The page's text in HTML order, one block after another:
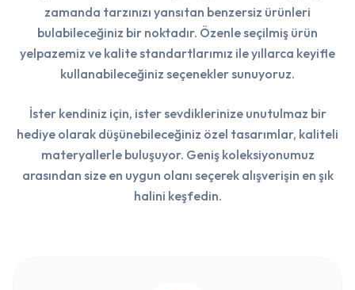
zamanda tarzınızı yansıtan benzersiz ürünleri
bulabileceğiniz bir noktadır. Özenle seçilmiş ürün
yelpazemiz ve kalite standartlarımız ile yıllarca keyifle
kullanabileceğiniz seçenekler sunuyoruz.
İster kendiniz için, ister sevdiklerinize unutulmaz bir
hediye olarak düşünebileceğiniz özel tasarımlar, kaliteli
materyallerle buluşuyor. Geniş koleksiyonumuz
arasından size en uygun olanı seçerek alışverişin en şık
halini keşfedin.